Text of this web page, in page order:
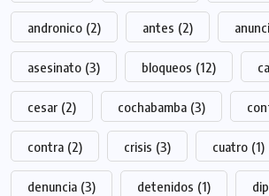
andronico (2) antes (2)
asesinato (3) bloqueos (12)
cesar (2) cochabamba (3)
contra (2) crisis (3) cuatro (1)
denuncia (3) detenidos (1)